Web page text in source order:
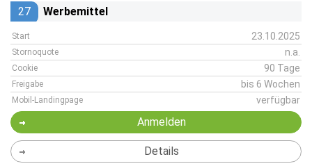
27 Werbemittel
Start 23.10.2025
Stornoquote n.a.
Cookie 90 Tage
Freigabe bis 6 Wochen
Mobil-Landingpage verfügbar
Anmelden
Details